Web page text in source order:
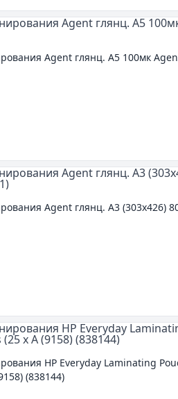
Agent глянц. А5 100мк
Agent глянц. А3 (303х426)
HP Everyday Laminating
(838144)